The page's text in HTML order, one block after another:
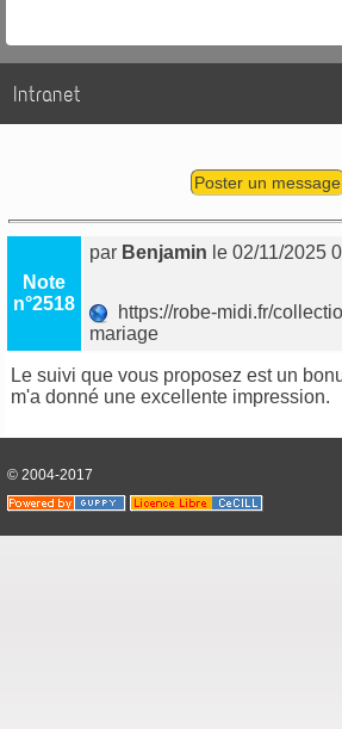
Intranet
Poster un message
Note
n°2518
par Benjamin le 02/11/2025
https://robe-midi.fr/
mariage
Le suivi que vous proposez est un
m'a donné une excellente impression.
© 2004-2017